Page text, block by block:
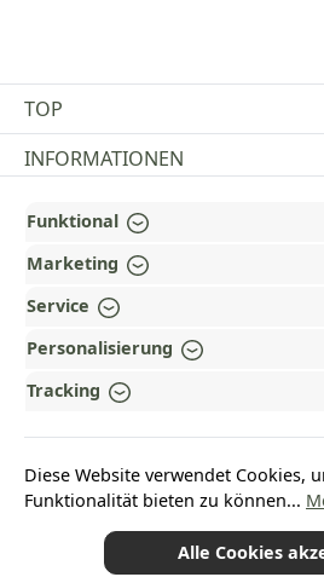
TOP
Vertrag
INFORMATIONEN
GESETZLICHE INFORMATIONEN
ZAHLUNGS- UND VERSANDARTEN
AUSGEZEICHNET UND
WARUM HEAD-SHOP.DE?
UNSERE COMMUNITIES
Funktional
Marketing
Service
Personalisierung
Tracking
Diese Website verwendet Cookies,
Funktionalität bieten zu können...
Alle Cookies